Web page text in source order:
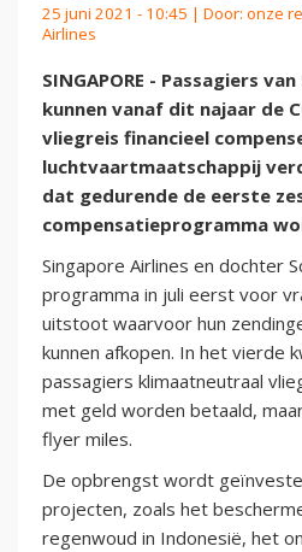
25 juni 2021 - 10:45 | Door: onze
Airlines
SINGAPORE - Passagiers
kunnen vanaf dit najaar de
vliegreis financieel
luchtvaartmaatschappij
dat gedurende de eerste
compensatieprogramma
Singapore Airlines en dochter
programma in juli eerst voor
uitstoot waarvoor hun
kunnen afkopen. In het vierde
passagiers klimaatneutraal
met geld worden betaald,
flyer miles.
De opbrengst wordt
projecten, zoals het
regenwoud in Indonesië, het